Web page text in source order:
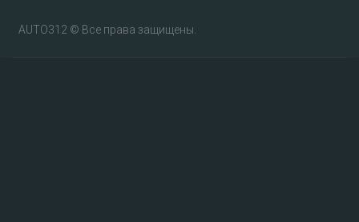
AUTO312 © Все права защищены.